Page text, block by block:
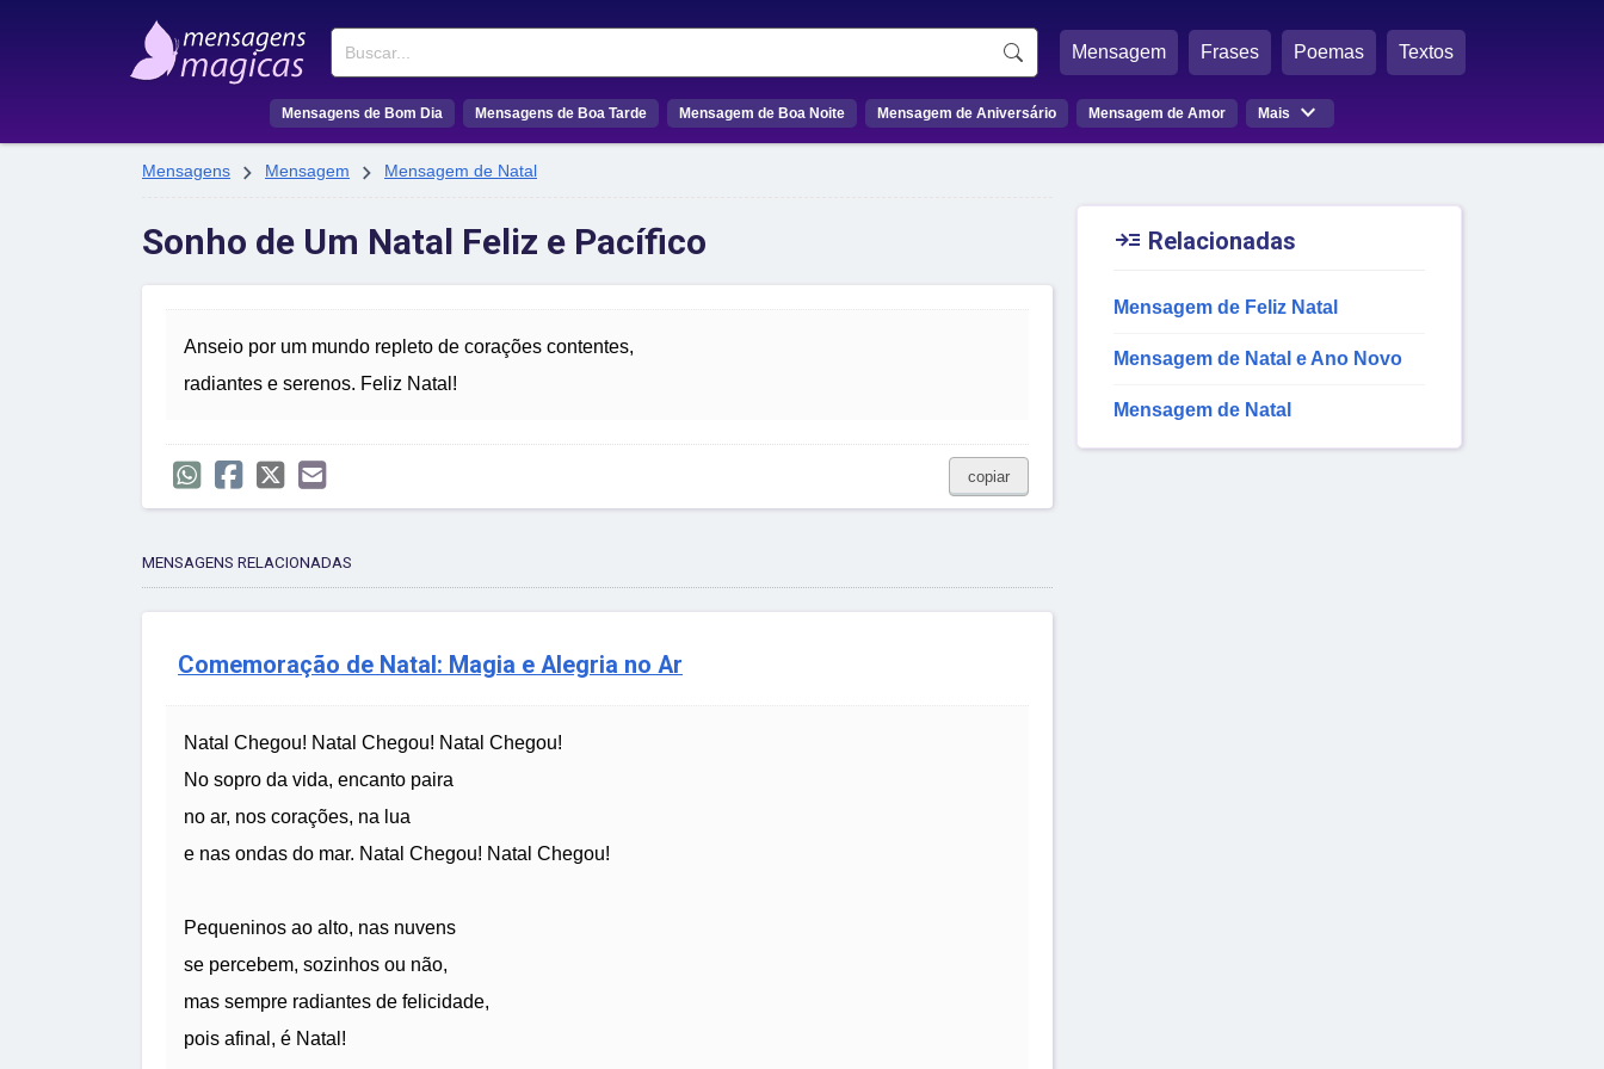
Buscar Mensagem Frases Poemas Textos
Mensagens de Bom Dia Mensagens de Boa Tarde Mensagem de Boa Noite Mensagem de Aniversário Mensagem de Amor Mais 
Mensagens  Mensagem  Mensagem de Natal
Sonho de Um Natal Feliz e Pacífico
Anseio por um mundo repleto de corações contentes,
radiantes e serenos. Feliz Natal!
copiar
MENSAGENS RELACIONADAS
Comemoração de Natal: Magia e Alegria no Ar
Natal Chegou! Natal Chegou! Natal Chegou!
No sopro da vida, encanto paira
no ar, nos corações, na lua
e nas ondas do mar. Natal Chegou! Natal Chegou!
Pequeninos ao alto, nas nuvens
se percebem, sozinhos ou não,
mas sempre radiantes de felicidade,
pois afinal, é Natal!
 Relacionadas
Mensagem de Feliz Natal
Mensagem de Natal e Ano Novo
Mensagem de Natal